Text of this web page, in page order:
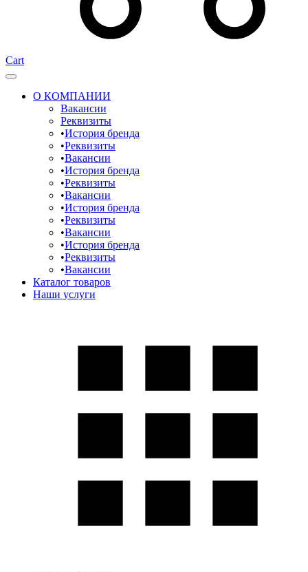
Cart
О КОМПАНИИ
Вакансии
Реквизиты
История бренда
Реквизиты
Вакансии
История бренда
Реквизиты
Вакансии
История бренда
Реквизиты
Вакансии
История бренда
Реквизиты
Вакансии
Каталог товаров
Наши услуги